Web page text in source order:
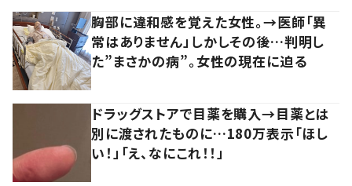
胸部に違和感を覚えた女性。→医師「異
常はありません」しかしその後…判明し
た”まさかの病”。女性の現在に迫る
ドラッグストアで目薬を購入→目薬とは
別に渡されたものに…180万表示「ほし
い！」「え、なにこれ！！」